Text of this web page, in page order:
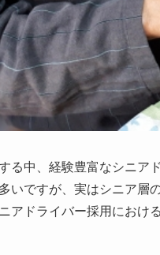
る中、経験豊富なシニア
いですが、実はシニア層
アドライバー採用におけ